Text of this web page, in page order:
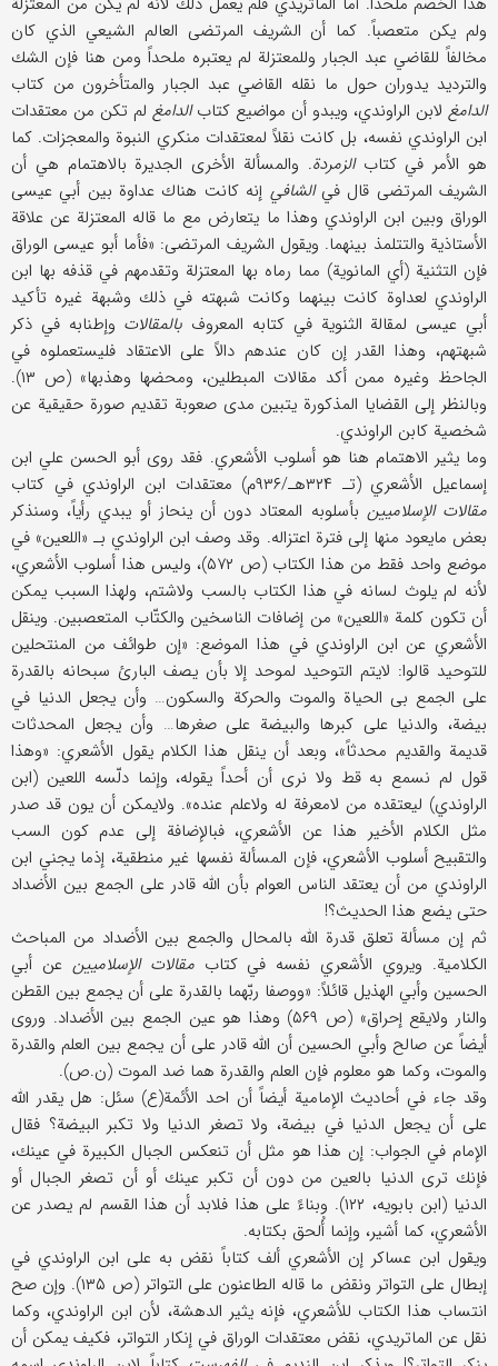
ولم یكن متعصباً. كما أن الشریف المرتضی العالم الشیعي الذي كان
مخالفاً للقاضي عبد الجبار وللمعتزلة لم یعتبره ملحداً ومن هنا فإن الشك
والتردید یدوران حول ما نقله القاضي عبد الجبار والمتأخرون من كتاب
الدامغ لابن الراوندي، ویبدو أن مواضیع كتابالدامغ لم تكن من معتقدات
ابن الراوندي نفسه، بل كانت نقلاً لمعتقدات منكري النبوة والمعجزات. كما
هو الأمر في كتابالزمردة. والمسألة الأخری الجدیرة بالاهتمام هي أن
الشریف المرتضی قال فيالشافي إنه كانت هناك عداوة بین أبي عیسی
الوراق وبین ابن الراوندي وهذا ما یتعارض مع ما قاله المعتزلة عن علاقة
الأستاذیة والتتلمذ بینهما. ویقول الشریف المرتضی: «فأما أبو عیسی الوراق
فإن التثنیة (أي المانویة) مما رماه بها المعتزلة وتقدمهم في قذفه بها ابن
الراوندي لعداوة كانت بینهما وكانت شبهته في ذلك وشبهة غیره تأكید
أبي عیسی لمقالة الثنویة في كتابه المعروف بالمقالات وإطنابه في ذكر
شبهتهم، وهذا القدر إن كان عندهم دالاً علی الاعتقاد فلیستعملوه في
الجاحظ وغیره ممن أكد مقالات المبطلین، ومحضها وهذبها» (ص ۱۳).
وبالنظر إلی القضایا المذكورة یتبین مدی صعوبة تقدیم صورة حقیقیة عن
شخصیة كابن الراوندي.
وما یثیر الاهتمام هنا هو أسلوب الأشعري. فقد روی أبو الحسن علي ابن
إسماعیل الأشعري (تـ ۳۲۴هـ/۹۳۶م) معتقدات ابن الراوندي في كتاب
مقالات الإسلامیین بأسلوبه المعتاد دون أن ینحاز أو یبدي رأیاً، وسنذكر
بعض مایعود منها إلی فترة اعتزاله. وقد وصف ابن الراوندي بـ «اللعین» في
موضع واحد فقط من هذا الكتاب (ص ۵۷۲)، ولیس هذا أسلوب الأشعري،
لأنه لم یلوث لسانه في هذا الكتاب بالسب ولاشتم، ولهذا السبب یمكن
أن تكون كلمة «اللعین» من إضافات الناسخین والكتّاب المتعصبین. وینقل
الأشعري عن ابن الراوندي في هذا الموضع: «إن طوائف من المنتحلین
للتوحید قالوا: لایتم التوحید لموحد إلا بأن یصف البارئ سبحانه بالقدرة
علی الجمع بی الحیاة والموت والحركة والسكون… وأن یجعل الدنیا في
بیضة، والدنیا علی كبرها والبیضة علی صغرها… وأن یجعل المحدثات
قدیمة والقدیم محدثاً»، وبعد أن ینقل هذا الكلام یقول الأشعري: «وهذا
قول لم نسمع به قط ولا نری أن أحداً یقوله، وإنما دلّسه اللعین (ابن
الراوندي) لیعتقده من لامعرفة له ولاعلم عنده». ولایمكن أن یون قد صدر
مثل الكلام الأخیر هذا عن الأشعري، فبالإضافة إلی عدم كون السب
والتقبیح أسلوب الأشعري، فإن المسألة نفسها غیر منطقیة، إذما یجني ابن
الراوندي من أن یعتقد الناس العوام بأن الله قادر علی الجمع بین الأضداد
حتی یضع هذا الحدیث؟!
ثم إن مسألة تعلق قدرة الله بالمحال والجمع بین الأضداد من المباحث
الكلامیة. ویروي الأشعري نفسه في كتاب مقالات الإسلامیین عن أبي
الحسین وأبي الهذیل قائلاً: «ووصفا ربّهما بالقدرة علی أن یجمع بین القطن
والنار ولایقع إحراق» (ص ۵۶۹) وهذا هو عین الجمع بین الأضداد. وروی
أیضاً عن صالح وأبي الحسین أن الله قادر علی أن یجمع بین العلم والقدرة
والموت، وكما هو معلوم فإن العلم والقدرة هما ضد الموت (ن.ص).
وقد جاء في أحادیث الإمامیة أیضاً أن احد الأئمة‌(ع) سئل: هل یقدر الله
علی أن یجعل الدنیا في بیضة، ولا تصغر الدنیا ولا تكبر البیضة؟ فقال
الإمام في الجواب: إن هذا هو مثل أن تنعكس الجبال الكبیرة في عینك،
فإنك تری الدنیا بالعین من دون أن تكبر عینك أو أن تصغر الجبال أو
الدنیا (ابن بابویه، ۱۲۲). وبناءً علی هذا فلابد أن هذا القسم لم یصدر عن
الأشعري، كما أشیر، وإنما أُلحق بكتابه.
ویقول ابن عساكر إن الأشعري ألف كتاباً نقض به علی ابن الراوندي في
إبطال علی التواتر ونقض ما قاله الطاعنون علی التواتر (ص ۱۳۵). وإن صح
انتساب هذا الكتاب للأشعري، فإنه یثیر الدهشة، لأن ابن الراوندي، وكما
نقل عن الماتریدي، نقض معتقدات الوراق في إنكار التواتر، فكیف یمكن أن